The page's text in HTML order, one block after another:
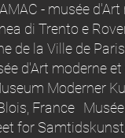
- musée
di Trento e
de la Ville de
d'Art moderne
Moderner
France
for